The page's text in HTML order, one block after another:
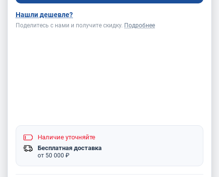
Нашли дешевле?
Поделитесь с нами и получите скидку. Подробнее
Наличие уточняйте
Бесплатная доставка
от 50 000 ₽